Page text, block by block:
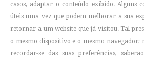
casos, adaptar o conteúdo exibido. Alguns
úteis uma vez que podem melhorar a sua
retornar a um website que já visitou. Tal
o mesmo dispositivo e o mesmo navegador;
recordar-se das suas preferências,